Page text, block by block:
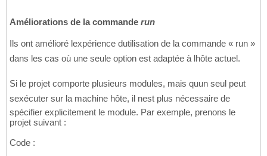
Améliorations de la commande run
Ils ont amélioré lexpérience dutilisation de la commande « run »
dans les cas où une seule option est adaptée à lhôte actuel.
Si le projet comporte plusieurs modules, mais quun seul peut
sexécuter sur la machine hôte, il nest plus nécessaire de
spécifier explicitement le module. Par exemple, prenons le
projet suivant :
Code :